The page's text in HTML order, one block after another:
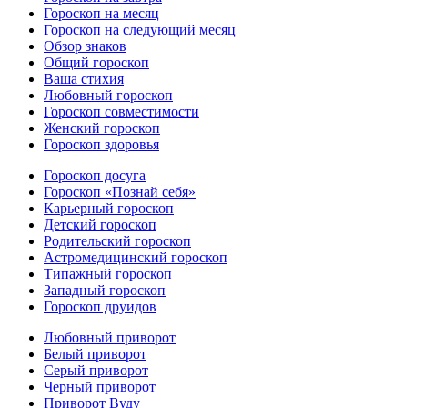
Гороскоп на месяц
Гороскоп на следующий месяц
Обзор знаков
Общий гороскоп
Ваша стихия
Любовный гороскоп
Гороскоп совместимости
Женский гороскоп
Гороскоп здоровья
Гороскоп досуга
Гороскоп «Познай себя»
Карьерный гороскоп
Детский гороскоп
Родительский гороскоп
Астромедицинский гороскоп
Типажный гороскоп
Западный гороскоп
Гороскоп друидов
Любовный приворот
Белый приворот
Серый приворот
Черный приворот
Приворот Вуду